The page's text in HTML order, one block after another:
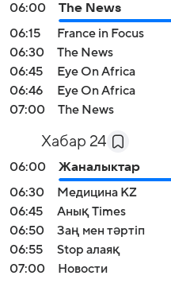
06:00
The News
06:15
France in Focus
06:30
The News
06:45
Eye On Africa
06:46
Eye On Africa
07:00
The News
Хабар 24
06:00
Жаналыктар
06:30
Медицина KZ
06:45
Анық Times
06:50
Заң мен тәртіп
06:55
Stop алаяқ
07:00
Новости